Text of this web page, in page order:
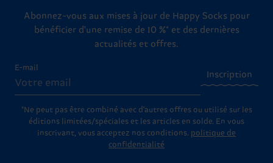
Abonnez-vous aux mises à jour de Happy Socks pour
bénéficier d'une remise de 10 %* et des dernières
actualités et offres.
E-mail
Inscription
*Ne peut pas être combiné avec d'autres offres ou utilisé sur les
éditions limitées/spéciales et les articles en solde. En vous
inscrivant, vous acceptez nos conditions. politique de
confidentialité